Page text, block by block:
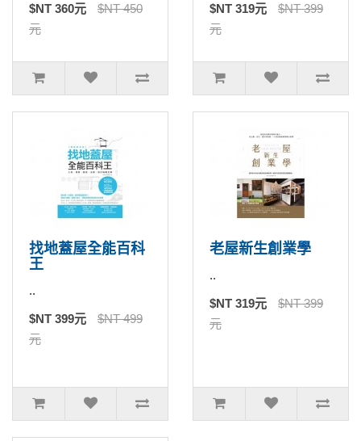
$NT 360元
$NT 450
元
$NT 319元
$NT 399
元
找地蓋屋全能百科
王
..
$NT 399元
$NT 499
元
老屋新生創業學
..
$NT 319元
$NT 399
元